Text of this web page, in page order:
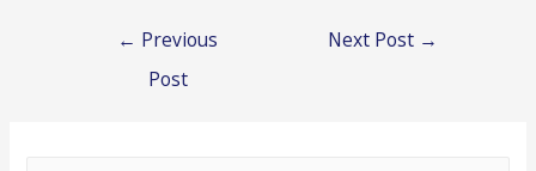
← Previous
Post
Next Post →